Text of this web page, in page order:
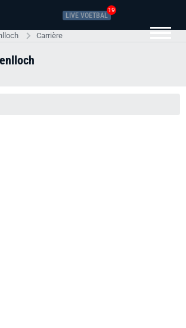
LIVE VOETBAL
19
Carrière